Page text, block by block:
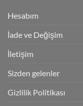
Hesabım
İade ve Değişim
İletişim
Sizden gelenler
Gizlilik Politikası